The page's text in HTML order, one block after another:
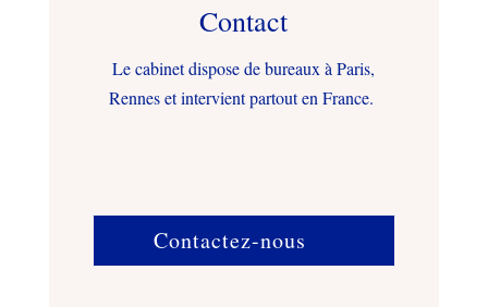
Contact
Le cabinet dispose de bureaux à Paris,
Rennes et intervient partout en France.
Contactez-nous